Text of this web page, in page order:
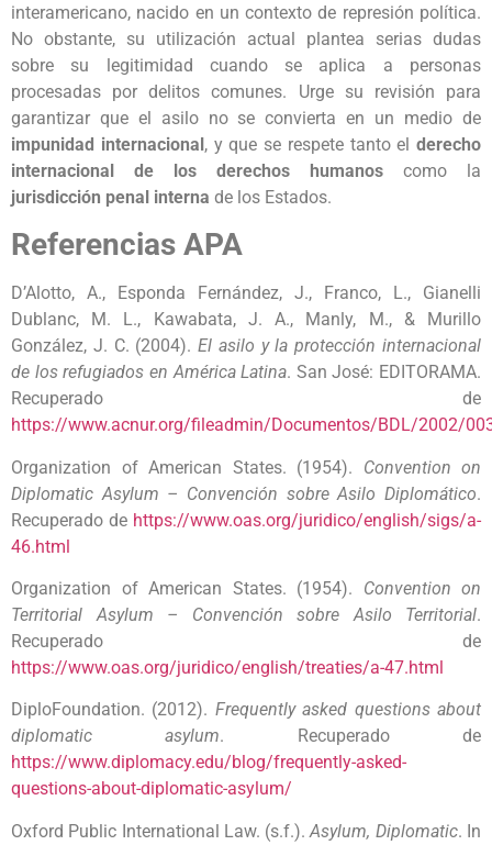
interamericano, nacido en un contexto de represión política.
No obstante, su utilización actual plantea serias dudas
sobre su legitimidad cuando se aplica a personas
procesadas por delitos comunes. Urge su revisión para
garantizar que el asilo no se convierta en un medio de
impunidad internacional, y que se respete tanto el derecho
internacional de los derechos humanos como la
jurisdicción penal interna de los Estados.
Referencias APA
D’Alotto, A., Esponda Fernández, J., Franco, L., Gianelli
Dublanc, M. L., Kawabata, J. A., Manly, M., & Murillo
González, J. C. (2004).El asilo y la protección internacional
de los refugiados en América Latina. San José: EDITORAMA.
Recuperado de
https://www.acnur.org/fileadmin/Documentos/BDL/2002/
Organization of American States. (1954). Convention on
Diplomatic Asylum – Convención sobre Asilo Diplomático.
Recuperado de https://www.oas.org/juridico/english/sigs/a-
46.html
Organization of American States. (1954). Convention on
Territorial Asylum – Convención sobre Asilo Territorial.
Recuperado de
https://www.oas.org/juridico/english/treaties/a-47.html
DiploFoundation. (2012). Frequently asked questions about
diplomatic asylum. Recuperado de
https://www.diplomacy.edu/blog/frequently-asked-
questions-about-diplomatic-asylum/
Oxford Public International Law. (s.f.).Asylum, Diplomatic. In